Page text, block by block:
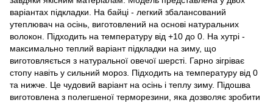
варіантах підкладки. На байці - легкий збалансований
утеплювач на осінь, виготовлений на основі натуральних
волокон. Підходить на температуру від +10 до 0. На хутрі -
максимально теплий варіант підкладки на зиму, що
виготовляється з натуральної овечої шерсті. Гарно зігріває
стопу навіть у сильний мороз. Підходить на температуру від 0
та нижче. Це чудовий варіант на осінь і теплу зиму. Підошва
виготовлена з полегшеної терморезини, яка дозволяє зробити